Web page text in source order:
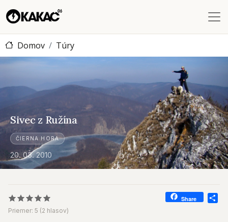
Domov Túry
Sivec z Ružína
Sivec z Ružína
ČIERNA HORA
20. 03. 2010
Priemer: 5 (2 hlasov)
Share